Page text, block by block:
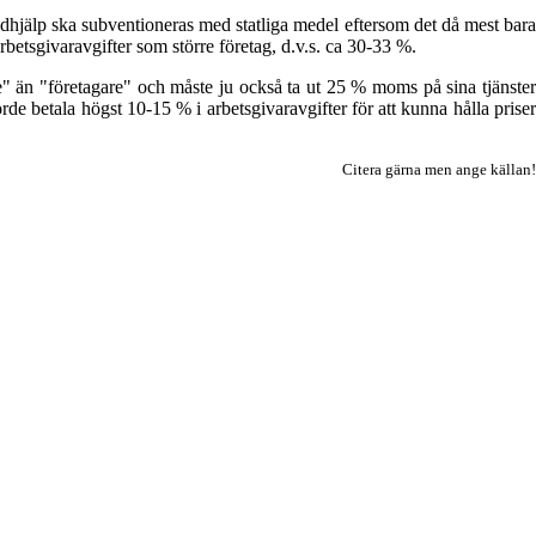
ska subventioneras med statliga medel eftersom det då mest bara
som större företag, d.v.s. ca 30-33 %.
än "företagare" och måste ju också ta ut 25 % moms på sina tjänster
betala högst 10-15 % i arbetsgivaravgifter för att kunna hålla priser
Citera gärna men ange källan!